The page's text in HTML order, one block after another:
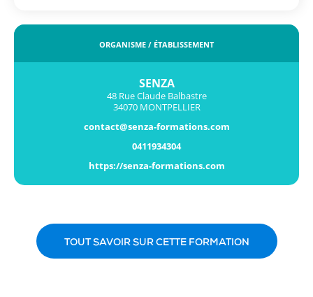
ORGANISME / ÉTABLISSEMENT
SENZA
48 Rue Claude Balbastre
34070 MONTPELLIER
contact@senza-formations.com
0411934304
https://senza-formations.com
TOUT SAVOIR SUR CETTE FORMATION